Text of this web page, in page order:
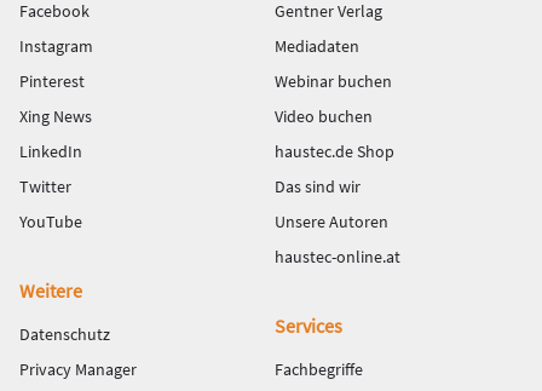
Facebook
Instagram
Pinterest
Xing News
LinkedIn
Twitter
YouTube
Gentner Verlag
Mediadaten
Webinar buchen
Video buchen
haustec.de Shop
Das sind wir
Unsere Autoren
haustec-online.at
Weitere
Datenschutz
Privacy Manager
Services
Fachbegriffe